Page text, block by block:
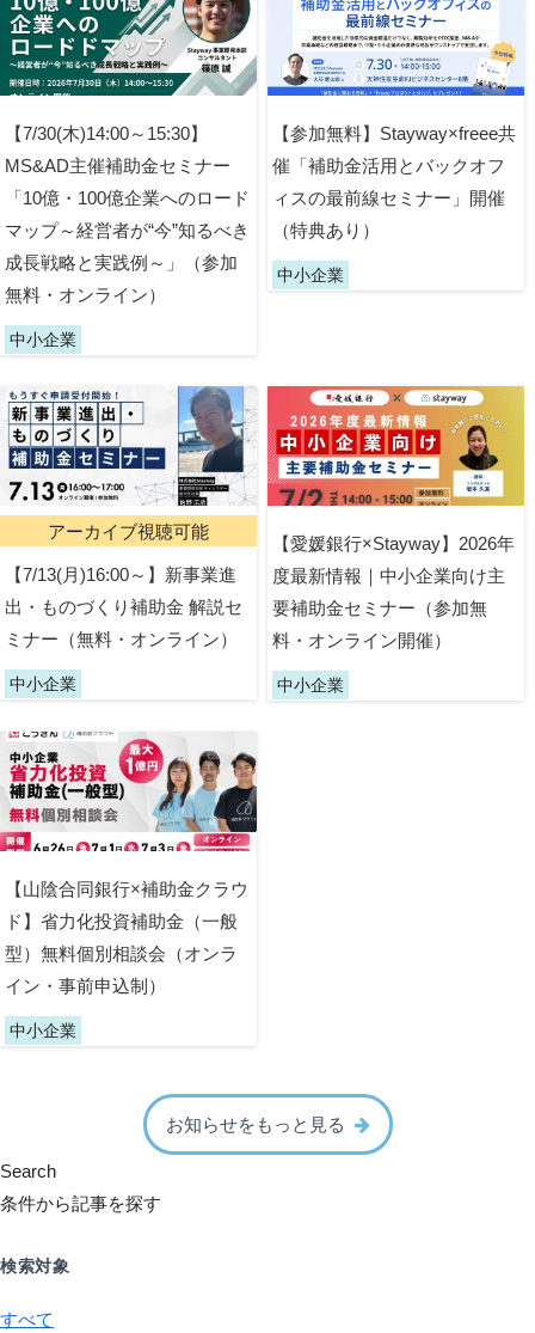
【7/30(木)14:00～15:30】
MS&AD主催補助金セミナー
「10億・100億企業へのロード
マップ～経営者が“今”知るべき
成長戦略と実践例～」（参加
無料・オンライン）
中小企業
【参加無料】Stayway×freee共
催「補助金活用とバックオフ
ィスの最前線セミナー」開催
（特典あり）
中小企業
アーカイブ視聴可能
【7/13(月)16:00～】新事業進
出・ものづくり補助金 解説セ
ミナー（無料・オンライン）
中小企業
【愛媛銀行×Stayway】2026年
度最新情報｜中小企業向け主
要補助金セミナー（参加無
料・オンライン開催）
中小企業
【山陰合同銀行×補助金クラウ
ド】省力化投資補助金（一般
型）無料個別相談会（オンラ
イン・事前申込制）
中小企業
お知らせをもっと見る
Search
条件から記事を探す
検索対象
すべて